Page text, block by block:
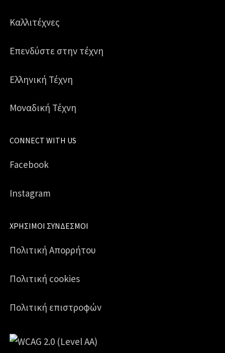
Καλλιτέχνες
Επενδύστε στην τέχνη
Ελληνική Τέχνη
Μοναδική Τέχνη
CONNECT WITH US
Facebook
Instagram
ΧΡΉΣΙΜΟΙ ΣΎΝΔΕΣΜΟΙ
Πολιτική Απορρήτου
Πολιτική cookies
Πολιτική επιστροφών